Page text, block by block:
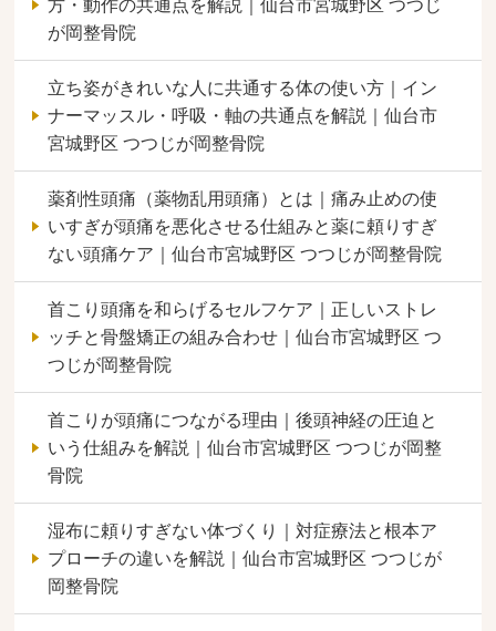
方・動作の共通点を解説｜仙台市宮城野区 つつじ
が岡整骨院
立ち姿がきれいな人に共通する体の使い方｜イン
ナーマッスル・呼吸・軸の共通点を解説｜仙台市
宮城野区 つつじが岡整骨院
薬剤性頭痛（薬物乱用頭痛）とは｜痛み止めの使
いすぎが頭痛を悪化させる仕組みと薬に頼りすぎ
ない頭痛ケア｜仙台市宮城野区 つつじが岡整骨院
首こり頭痛を和らげるセルフケア｜正しいストレ
ッチと骨盤矯正の組み合わせ｜仙台市宮城野区 つ
つじが岡整骨院
首こりが頭痛につながる理由｜後頭神経の圧迫と
いう仕組みを解説｜仙台市宮城野区 つつじが岡整
骨院
湿布に頼りすぎない体づくり｜対症療法と根本ア
プローチの違いを解説｜仙台市宮城野区 つつじが
岡整骨院